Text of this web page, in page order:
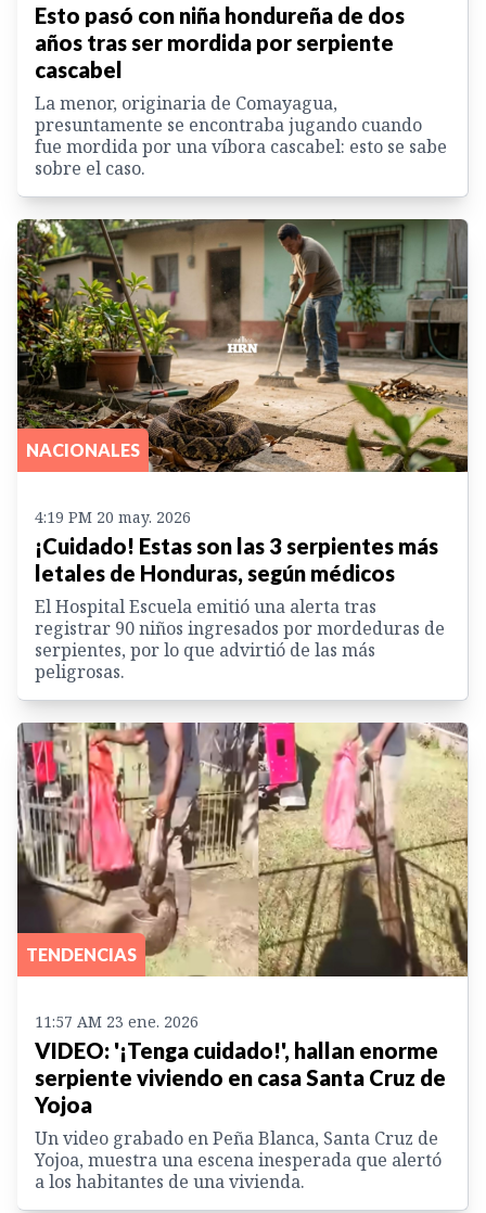
Esto pasó con niña hondureña de dos
años tras ser mordida por serpiente
cascabel
La menor, originaria de Comayagua,
presuntamente se encontraba jugando cuando
fue mordida por una víbora cascabel: esto se sabe
sobre el caso.
NACIONALES
4:19 PM 20 may. 2026
¡Cuidado! Estas son las 3 serpientes más
letales de Honduras, según médicos
El Hospital Escuela emitió una alerta tras
registrar 90 niños ingresados por mordeduras de
serpientes, por lo que advirtió de las más
peligrosas.
TENDENCIAS
11:57 AM 23 ene. 2026
VIDEO: '¡Tenga cuidado!', hallan enorme
serpiente viviendo en casa Santa Cruz de
Yojoa
Un video grabado en Peña Blanca, Santa Cruz de
Yojoa, muestra una escena inesperada que alertó
a los habitantes de una vivienda.